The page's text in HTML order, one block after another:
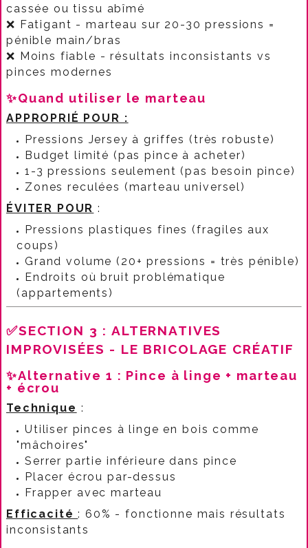
cassée ou tissu abîmé
❌ Fatigant - marteau sur 20-30 pressions =
pénible main/bras
❌ Moins fiable - résultats inconsistants vs
pinces modernes​
✨Quand utiliser le marteau
APPROPRIÉ POUR :
Pressions Jersey à griffes (très robuste)
Budget limité (pas pince à acheter)
1-3 pressions seulement (pas besoin pince)
Zones reculées (marteau universel)​
ÉVITER POUR :​
Pressions plastiques fines (fragiles aux
coups)
Grand volume (20+ pressions = très pénible)
Endroits où bruit problématique
(appartements)​
✅SECTION 3 : ALTERNATIVES
IMPROVISÉES - LE BRICOLAGE CRÉATIF
✨Alternative 1 : Pince à linge + marteau
+ écrou
Technique :​
Utiliser pinces à linge en bois comme
"mâchoires"
Serrer partie inférieure dans pince
Placer écrou par-dessus
Frapper avec marteau​
Efficacité: 60% - fonctionne mais résultats
inconsistants​